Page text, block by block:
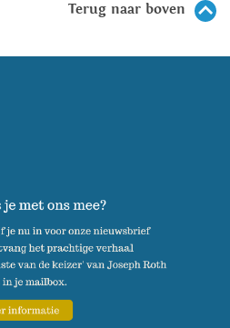
Terug naar boven